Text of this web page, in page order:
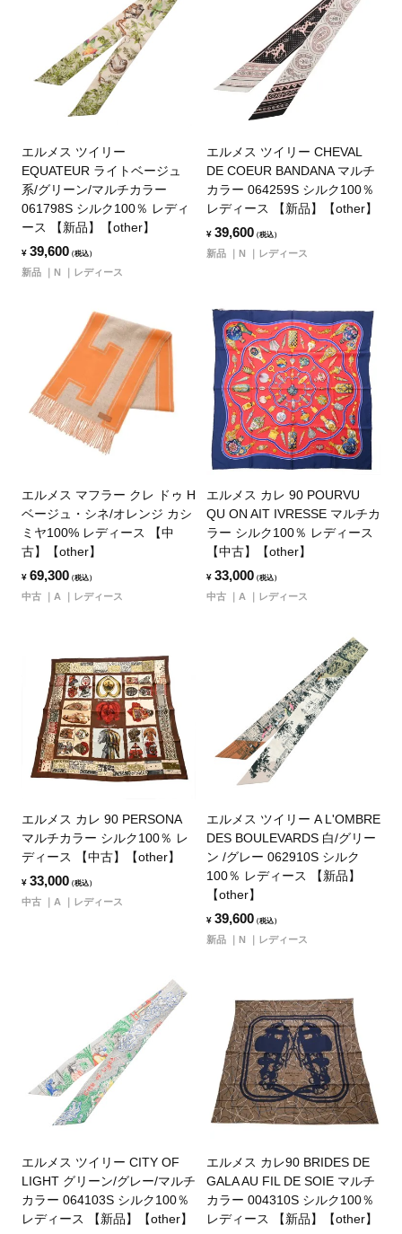
エルメス ツイリー
EQUATEUR ライトベージュ
系/グリーン/マルチカラー
061798S シルク100％ レディ
ース 【新品】【other】
¥ 39,600（税込）
新品 N レディース
エルメス ツイリー CHEVAL
DE COEUR BANDANA マルチ
カラー 064259S シルク100％
レディース 【新品】【other】
¥ 39,600（税込）
新品 N レディース
エルメス マフラー クレ ドゥ H
ベージュ・シネ/オレンジ カシ
ミヤ100% レディース 【中
古】【other】
¥ 69,300（税込）
中古 A レディース
エルメス カレ 90 POURVU
QU ON AIT IVRESSE マルチカ
ラー シルク100％ レディース
【中古】【other】
¥ 33,000（税込）
中古 A レディース
エルメス カレ 90 PERSONA
マルチカラー シルク100％ レ
ディース 【中古】【other】
¥ 33,000（税込）
中古 A レディース
エルメス ツイリー A L'OMBRE
DES BOULEVARDS 白/グリー
ン /グレー 062910S シルク
100％ レディース 【新品】
【other】
¥ 39,600（税込）
新品 N レディース
エルメス ツイリー CITY OF
LIGHT グリーン/グレー/マルチ
カラー 064103S シルク100％
レディース 【新品】【other】
エルメス カレ90 BRIDES DE
GALA AU FIL DE SOIE マルチ
カラー 004310S シルク100％
レディース 【新品】【other】